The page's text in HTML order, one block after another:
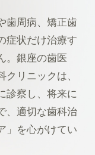
歯周病、矯正歯
症状だけ治療す
。銀座の歯医
リニックは、
診察し、将来に
、適切な歯科治
」を心がけてい